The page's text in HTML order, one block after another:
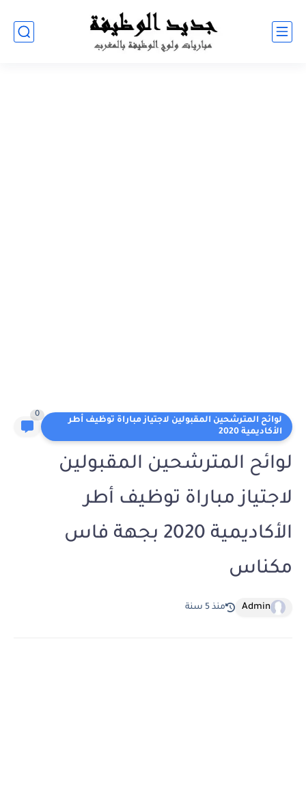
لوائح المترشحين المقبولين لاجتياز مباراة توظيف أطر
الأكاديمية 2020
0
لوائح المترشحين المقبولين
لاجتياز مباراة توظيف أطر
الأكاديمية 2020 بجهة فاس
مكناس
Admin منذ 5 سنة